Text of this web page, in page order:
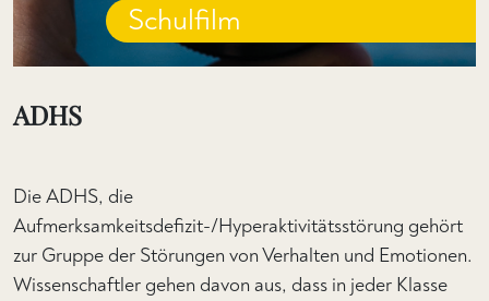
Schulfilm
ADHS
Die ADHS, die
Aufmerksamkeitsdefizit-/Hyperaktivitätsstörung gehört
zur Gruppe der Störungen von Verhalten und Emotionen.
Wissenschaftler gehen davon aus, dass in jeder Klasse